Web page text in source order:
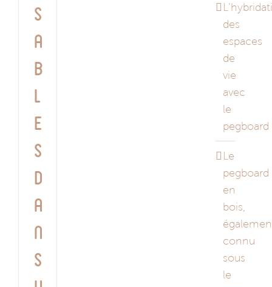
s
a
b
e
s
d
a
n
s
des
espaces
de
vie
avec
le
pegboard
Le
pegboard
en
bois,
connu
sous
le